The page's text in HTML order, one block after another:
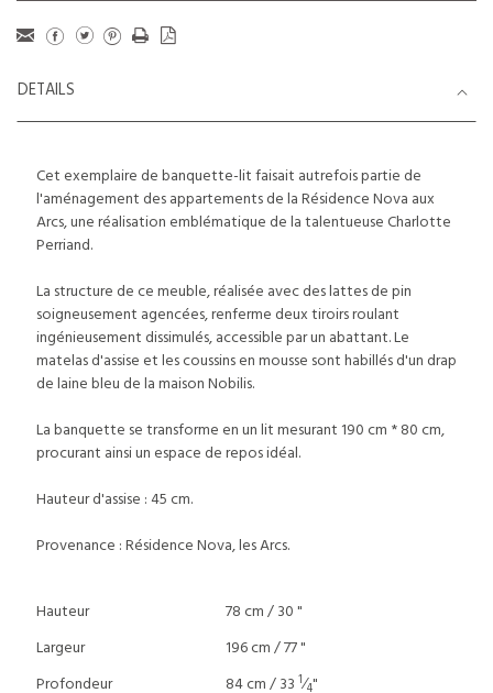
DETAILS
Cet exemplaire de banquette-lit faisait autrefois partie de
l'aménagement des appartements de la Résidence Nova aux
Arcs, une réalisation emblématique de la talentueuse Charlotte
Perriand.
La structure de ce meuble, réalisée avec des lattes de pin
soigneusement agencées, renferme deux tiroirs roulant
ingénieusement dissimulés, accessible par un abattant. Le
matelas d'assise et les coussins en mousse sont habillés d'un drap
de laine bleu de la maison Nobilis.
La banquette se transforme en un lit mesurant 190 cm * 80 cm,
procurant ainsi un espace de repos idéal.
Hauteur d'assise : 45 cm.
Provenance : Résidence Nova, les Arcs.
Hauteur
78 cm / 30 "
Largeur
196 cm / 77 "
Profondeur
84 cm / 33 1⁄4"